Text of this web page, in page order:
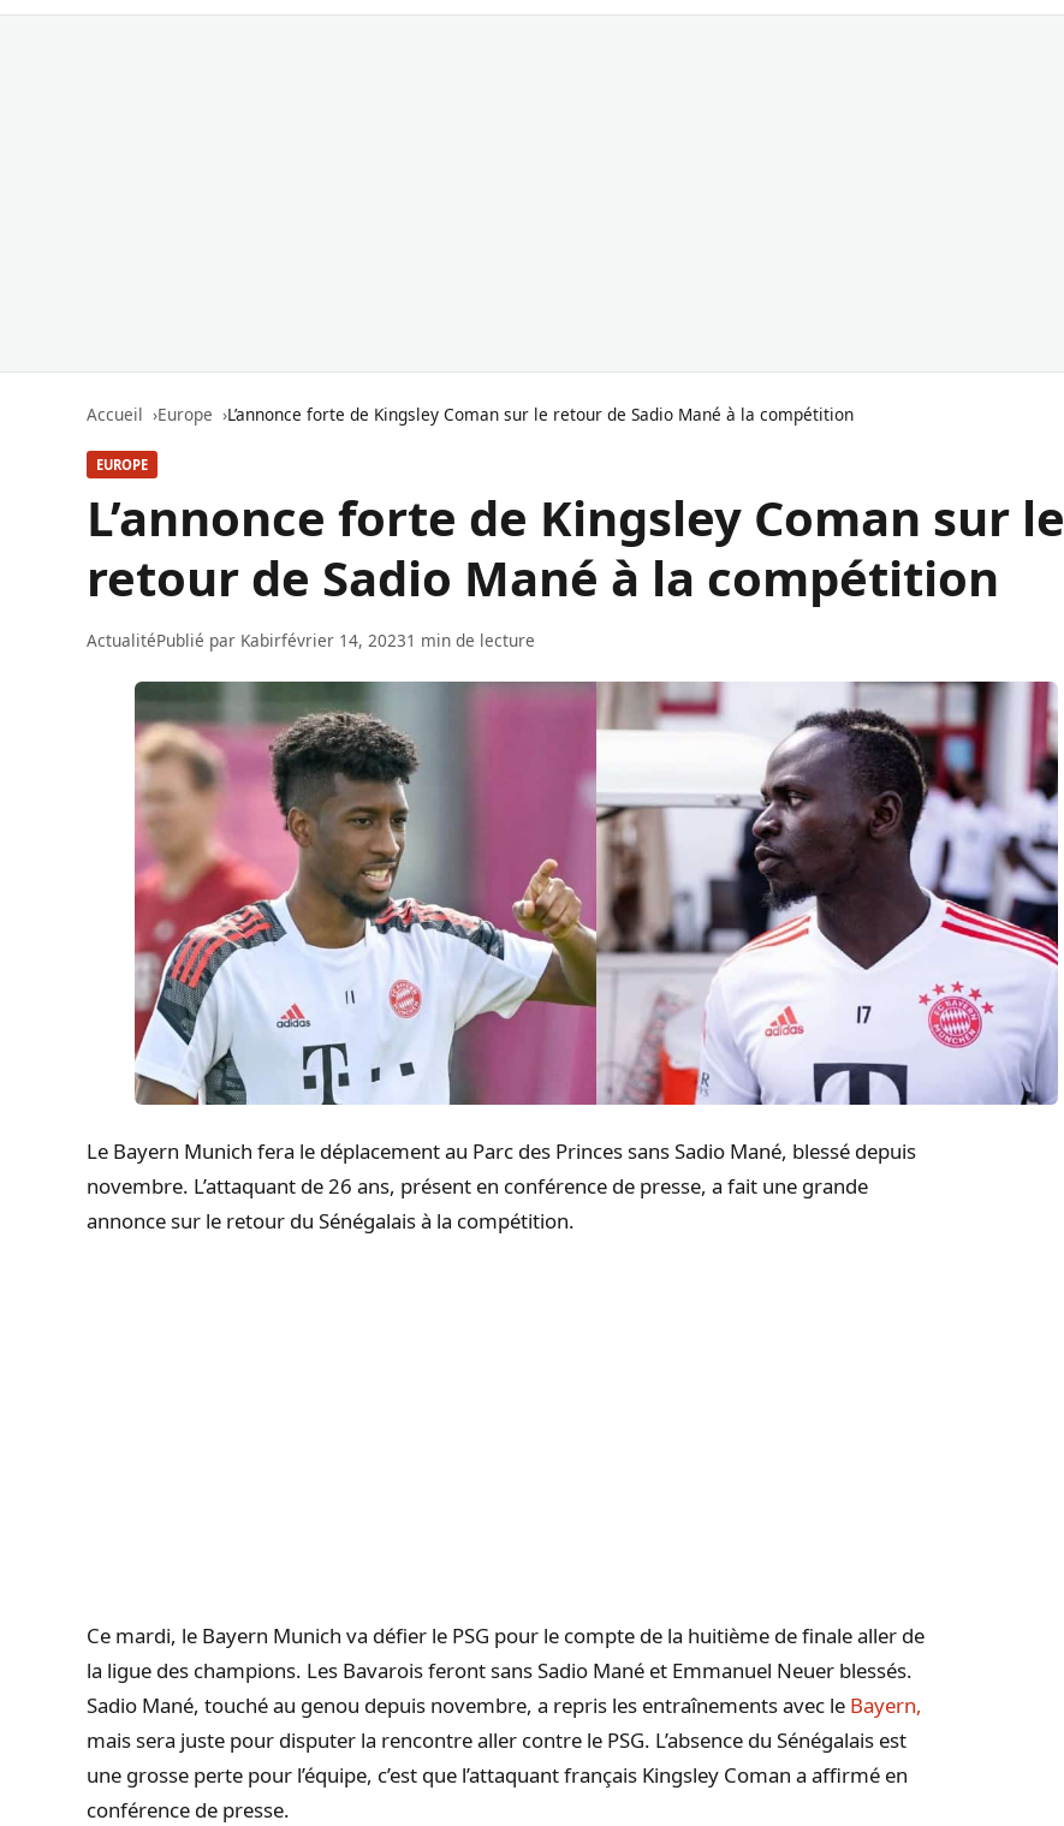
Accueil Europe L’annonce forte de Kingsley Coman sur le retour de Sadio Mané à la compétition
EUROPE
L’annonce forte de Kingsley Coman sur le
retour de Sadio Mané à la compétition
ActualitéPublié par Kabirfévrier 14, 20231 min de lecture
Le Bayern Munich fera le déplacement au Parc des Princes sansSadio Mané, blessé depuis
novembre. L’attaquant de 26 ans, présent en conférence de presse, a fait une grande
annonce sur le retour du Sénégalais à la compétition.
Ce mardi, le Bayern Munich va défier le PSG pour le compte de la huitième de finale aller de
la ligue des champions. Les Bavarois feront sansSadio Mané et Emmanuel Neuer blessés.
Sadio Mané, touché au genou depuis novembre, a repris les entraînements avec le Bayern,
mais sera juste pour disputer la rencontre aller contre le PSG. L’absence du Sénégalais est
une grosse perte pour l’équipe, c’est que l’attaquant français Kingsley Coman a affirmé en
conférence de presse.